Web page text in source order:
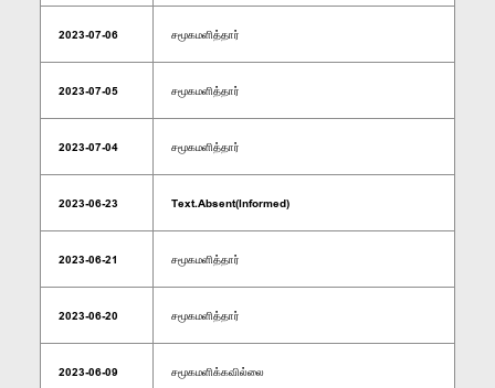
2023-07-06 சமூகமளித்தார்
2023-07-05 சமூகமளித்தார்
2023-07-04 சமூகமளித்தார்
2023-06-23 Text.Absent(Informed)
2023-06-21 சமூகமளித்தார்
2023-06-20 சமூகமளித்தார்
2023-06-09 சமூகமளிக்கவில்லை